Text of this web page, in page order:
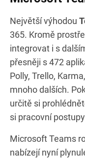
Největší výhodou
365. Kromě
integrovat i s
přesněji s 472
Polly, Trello,
mnoho dalších.
určitě si
si pracovní
Microsoft Teams
nabízejí nyní